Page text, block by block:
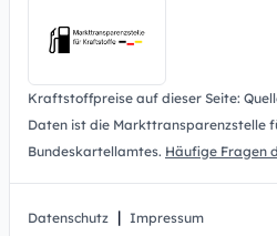
Kraftstoffpreise auf dieser Seite:
Daten ist die Markttransparenzstelle
Bundeskartellamtes. Häufige Fragen
Datenschutz | Impressum